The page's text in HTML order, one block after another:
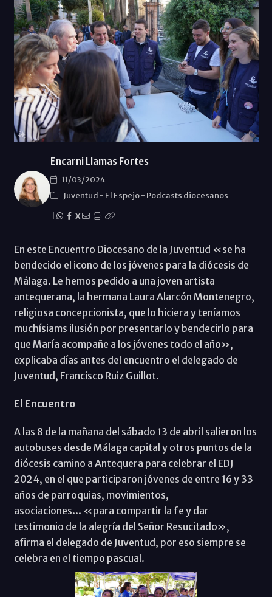
Encarni Llamas Fortes
11/03/2024
Juventud - El Espejo- Podcasts diocesanos
X
En este Encuentro Diocesano de la Juventud «se ha
bendecido el icono de los jóvenes para la diócesis de
Málaga. Le hemos pedido a una joven artista
antequerana, la hermana Laura Alarcón Montenegro,
religiosa concepcionista, que lo hiciera y teníamos
muchísiams ilusión por presentarlo y bendecirlo para
que María acompañe a los jóvenes todo el año»,
explicaba días antes del encuentro el delegado de
Juventud, Francisco Ruiz Guillot.
El Encuentro
A las 8 de la mañana del sábado 13 de abril salieron los
autobuses desde Málaga capital y otros puntos de la
diócesis camino a Antequera para celebrar el EDJ
2024, en el que participaron jóvenes de entre 16 y 33
años de parroquias, movimientos,
asociaciones... «para compartir la fe y dar
testimonio de la alegría del Señor Resucitado»,
afirma el delegado de Juventud, por eso siempre se
celebra en el tiempo pascual.